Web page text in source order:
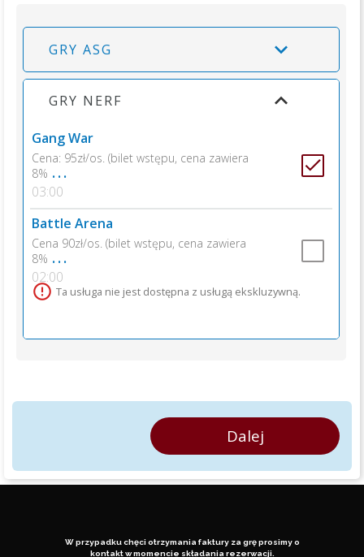
GRY ASG
GRY NERF
Gang War
Cena: 95zł/os. (bilet wstępu, cena zawiera
8% ...
03:00
Battle Arena
Cena 90zł/os. (bilet wstępu, cena zawiera
8% ...
02:00
Ta usługa nie jest dostępna z usługą ekskluzywną.
Dalej
W przypadku chęci otrzymania faktury za grę prosimy o
kontakt w momencie składania rezerwacji.